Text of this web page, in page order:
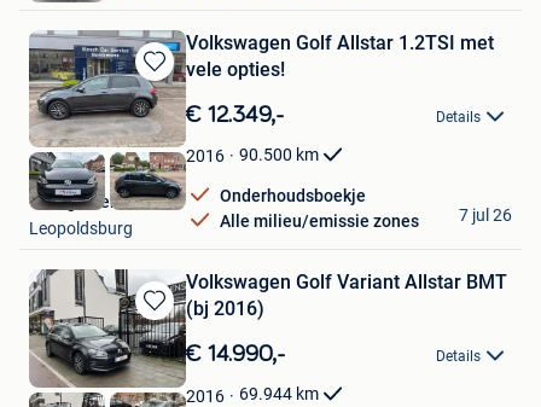
Bewaren
in
Mijn
Favorieten
Volkswagen Golf Allstar 1.2TSI met
vele opties!
€ 12.349,- Details
2016 90.500 km
Onderhoudsboekje
Alle milieu/emissie zones
Garage Berckmans
Leopoldsburg
7 jul 26
Bewaren
in
Mijn
Favorieten
Volkswagen Golf Variant Allstar BMT
(bj 2016)
€ 14.990,- Details
2016 69.944 km